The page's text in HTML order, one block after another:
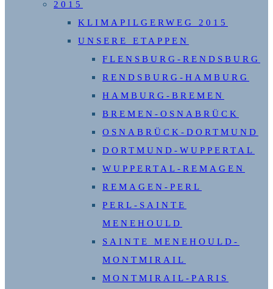
2015
KLIMAPILGERWEG 2015
UNSERE ETAPPEN
FLENSBURG-RENDSBURG
RENDSBURG-HAMBURG
HAMBURG-BREMEN
BREMEN-OSNABRÜCK
OSNABRÜCK-DORTMUND
DORTMUND-WUPPERTAL
WUPPERTAL-REMAGEN
REMAGEN-PERL
PERL-SAINTE
MENEHOULD
SAINTE MENEHOULD-
MONTMIRAIL
MONTMIRAIL-PARIS